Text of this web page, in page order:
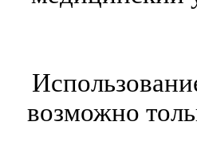
возможно